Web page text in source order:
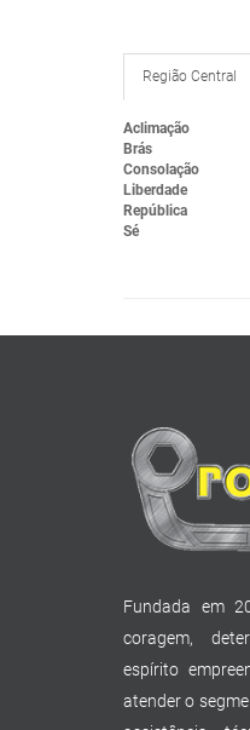
Região Central
Aclimação
Brás
Consolação
Liberdade
República
Sé
Fundada em
coragem,
espírito
atender o